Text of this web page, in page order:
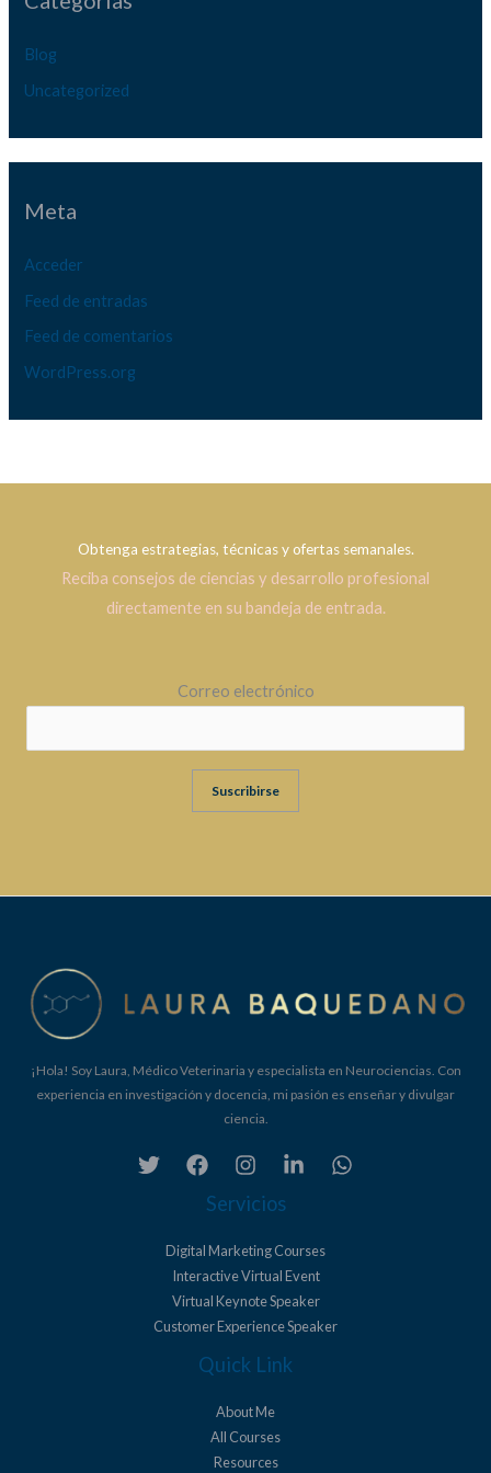
Blog
Uncategorized
Meta
Acceder
Feed de entradas
Feed de comentarios
WordPress.org
Obtenga estrategias, técnicas y ofertas semanales.
Reciba consejos de ciencias y desarrollo profesional
directamente en su bandeja de entrada.
Correo electrónico
¡Hola! Soy Laura, Médico Veterinaria y especialista en Neurociencias. Con
experiencia en investigación y docencia, mi pasión es enseñar y divulgar
ciencia.
Servicios
Digital Marketing Courses
Interactive Virtual Event
Virtual Keynote Speaker
Customer Experience Speaker
Quick Link
About Me
All Courses
Resources